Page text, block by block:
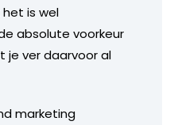
het is wel
absolute voorkeur
je ver daarvoor al
marketing